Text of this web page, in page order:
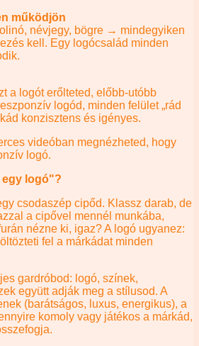
működjön
névjegy, bögre → mindegyiken
kell. Egy logócsalád minden
a logót erőlteted, előbb-utóbb
logód, minden felület „rád
konzisztens és igényes.
videóban megnézheted, hogy
logó.
egy logó"?
csodaszép cipőd. Klassz darab, de
a cipővel mennél munkába,
nézne ki, igaz? A logó ugyanez:
fel a márkádat minden
gardróbod: logó, színek,
együtt adják meg a stílusod. A
(barátságos, luxus, energikus), a
komoly vagy játékos a márkád,